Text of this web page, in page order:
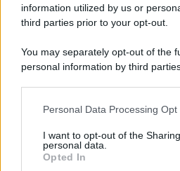
information utilized by us or
third parties prior to your opt-out.
You may separately opt-out of the
personal information by third
This information may also be
disclose it to other third parties.
Please note that this website/app
Personal Data Processing Opt
I want to opt-out of the
personal data.
Opted In